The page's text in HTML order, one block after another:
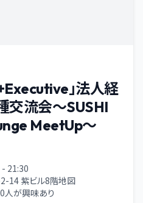
」法人経
交流会～SUSHI
MeetUp～
21:30
14 紫ビル8階地図
0人が興味あり